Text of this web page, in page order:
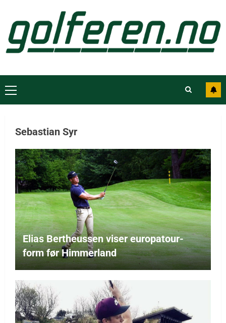
Sebastian Syr
Elias Bertheussen viser europatour-
form før Himmerland